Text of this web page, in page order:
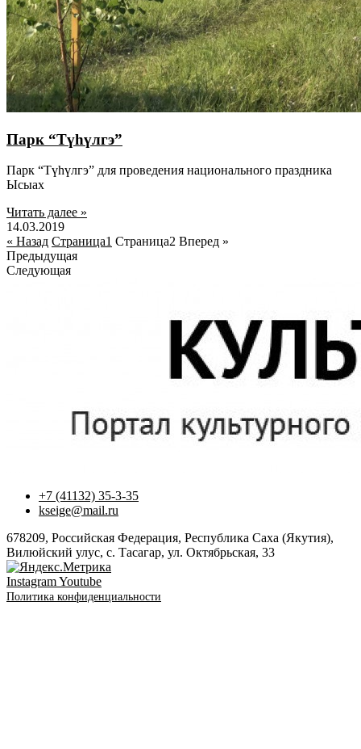
Парк “Түһүлгэ”
Парк “Түһүлгэ” для проведения национального праздника
Ысыах
Читать далее »
14.03.2019
« Назад Страница1 Страница2 Вперед »
Предыдущая
Следующая
+7 (41132) 35-3-35
kseige@mail.ru
678209, Российская Федерация, Республика Саха (Якутия),
Вилюйский улус, с. Тасагар, ул. Октябрьская, 33
InstagramYoutube
Политика конфиденциальности